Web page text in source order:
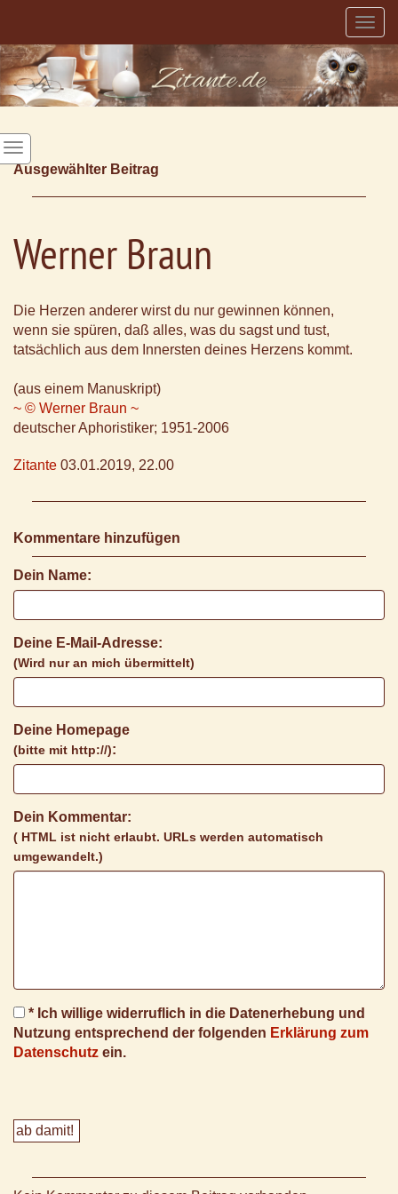
Ausgewählter Beitrag
Werner Braun
Die Herzen anderer wirst du nur gewinnen können,
wenn sie spüren, daß alles, was du sagst und tust,
tatsächlich aus dem Innersten deines Herzens kommt.
(aus einem Manuskript)
~ © Werner Braun ~
deutscher Aphoristiker; 1951-2006
Zitante 03.01.2019, 22.00
Kommentare hinzufügen
Dein Name:
Deine E-Mail-Adresse:
(Wird nur an mich übermittelt)
Deine Homepage
(bitte mit http://):
Dein Kommentar:
( HTML ist nicht erlaubt. URLs werden automatisch
umgewandelt.)
* Ich willige widerruflich in die Datenerhebung und
Nutzung entsprechend der folgenden Erklärung zum
Datenschutz ein.